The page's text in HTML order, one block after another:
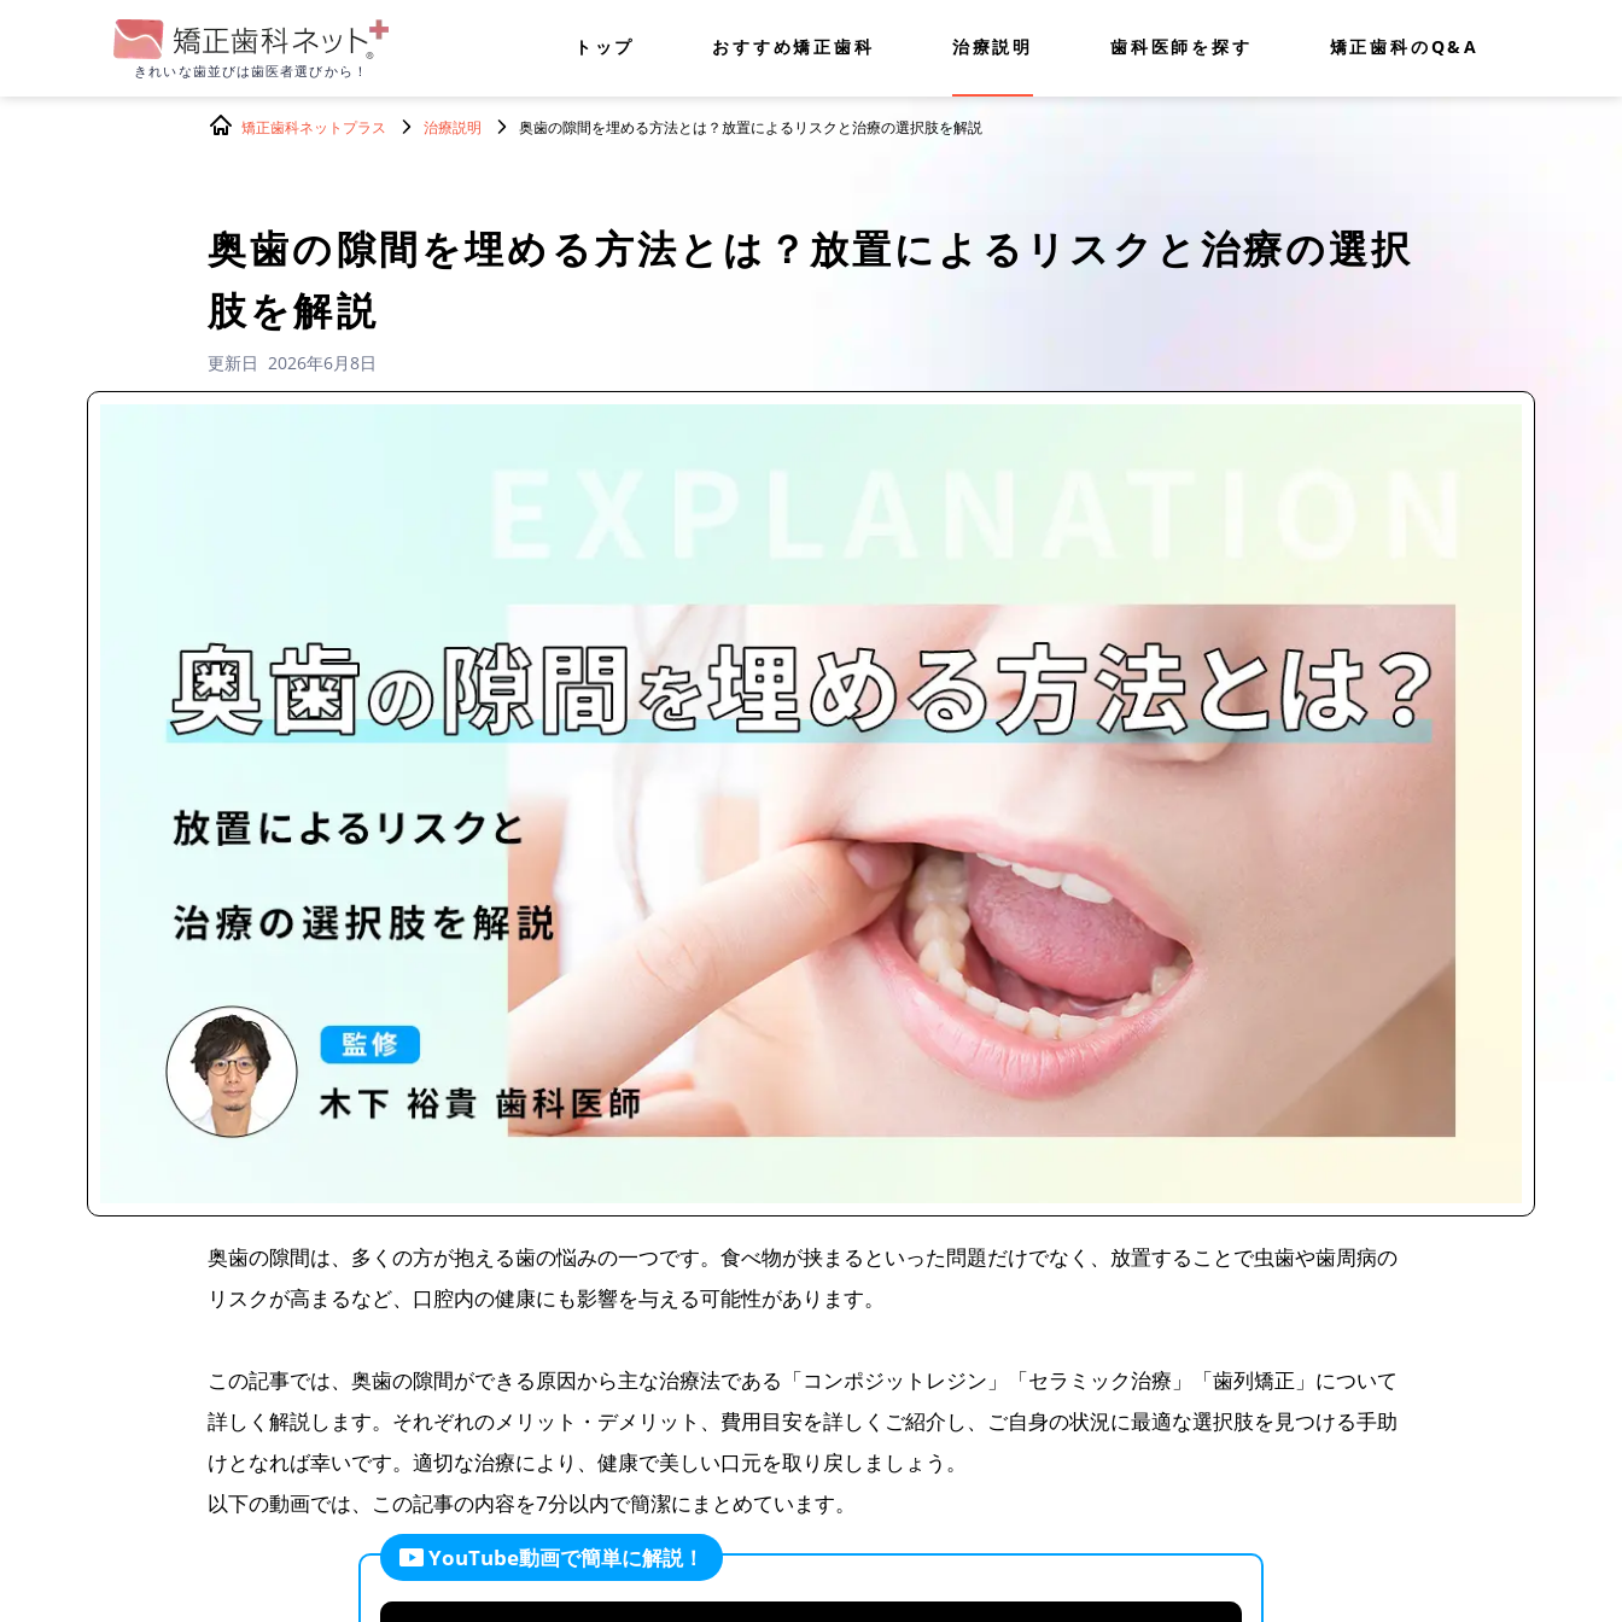
きれいな歯並びは歯医者選びから！
トップ おすすめ矯正歯科 治療説明 歯科医師を探す 矯正歯科のQ&A
矯正歯科ネットプラス 治療説明 奥歯の隙間を埋める方法とは？放置によるリスクと治療の選択肢を解説
奥歯の隙間を埋める方法とは？放置によるリスクと治療の選択
肢を解説
更新日 2026年6月8日
奥歯の隙間は、多くの方が抱える歯の悩みの一つです。食べ物が挟まるといった問題だけでなく、放置することで虫歯や歯周病の
リスクが高まるなど、口腔内の健康にも影響を与える可能性があります。
この記事では、奥歯の隙間ができる原因から主な治療法である「コンポジットレジン」「セラミック治療」「歯列矯正」について
詳しく解説します。それぞれのメリット・デメリット、費用目安を詳しくご紹介し、ご自身の状況に最適な選択肢を見つける手助
けとなれば幸いです。適切な治療により、健康で美しい口元を取り戻しましょう。
以下の動画では、この記事の内容を7分以内で簡潔にまとめています。
YouTube動画で簡単に解説！